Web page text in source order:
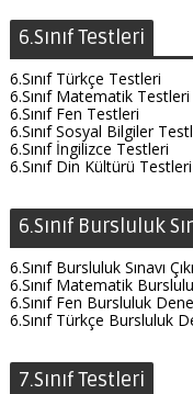
6.Sınıf Testleri
6.Sınıf Türkçe Testleri
6.Sınıf Matematik Testleri
6.Sınıf Fen Testleri
6.Sınıf Sosyal Bilgiler
6.Sınıf İngilizce Testleri
6.Sınıf Din Kültürü Testleri
6.Sınıf Bursluluk
6.Sınıf Bursluluk Sınavı
6.Sınıf Matematik
6.Sınıf Fen Bursluluk
6.Sınıf Türkçe Bursluluk
7.Sınıf Testleri